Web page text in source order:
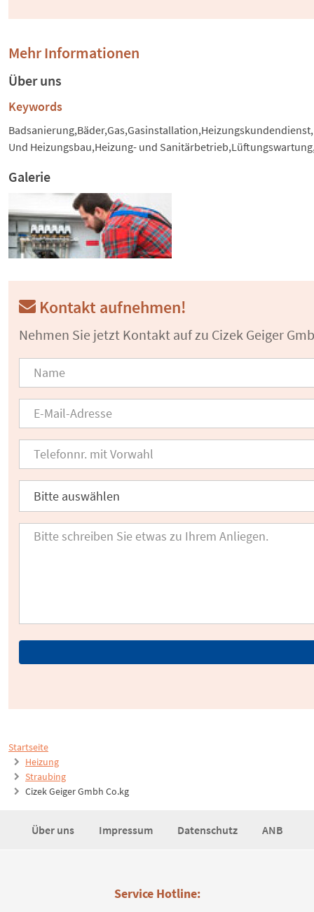
Startseite
Heizung
Straubing
Cizek Geiger Gmbh Co.kg
Mehr Informationen
Über uns
Keywords
Und Heizungsbau,Heizung- und
Galerie
Kontakt aufnehmen!
Nehmen Sie jetzt Kontakt auf zu Cizek Geiger
Über uns Impressum Datenschutz ANB
Service Hotline: